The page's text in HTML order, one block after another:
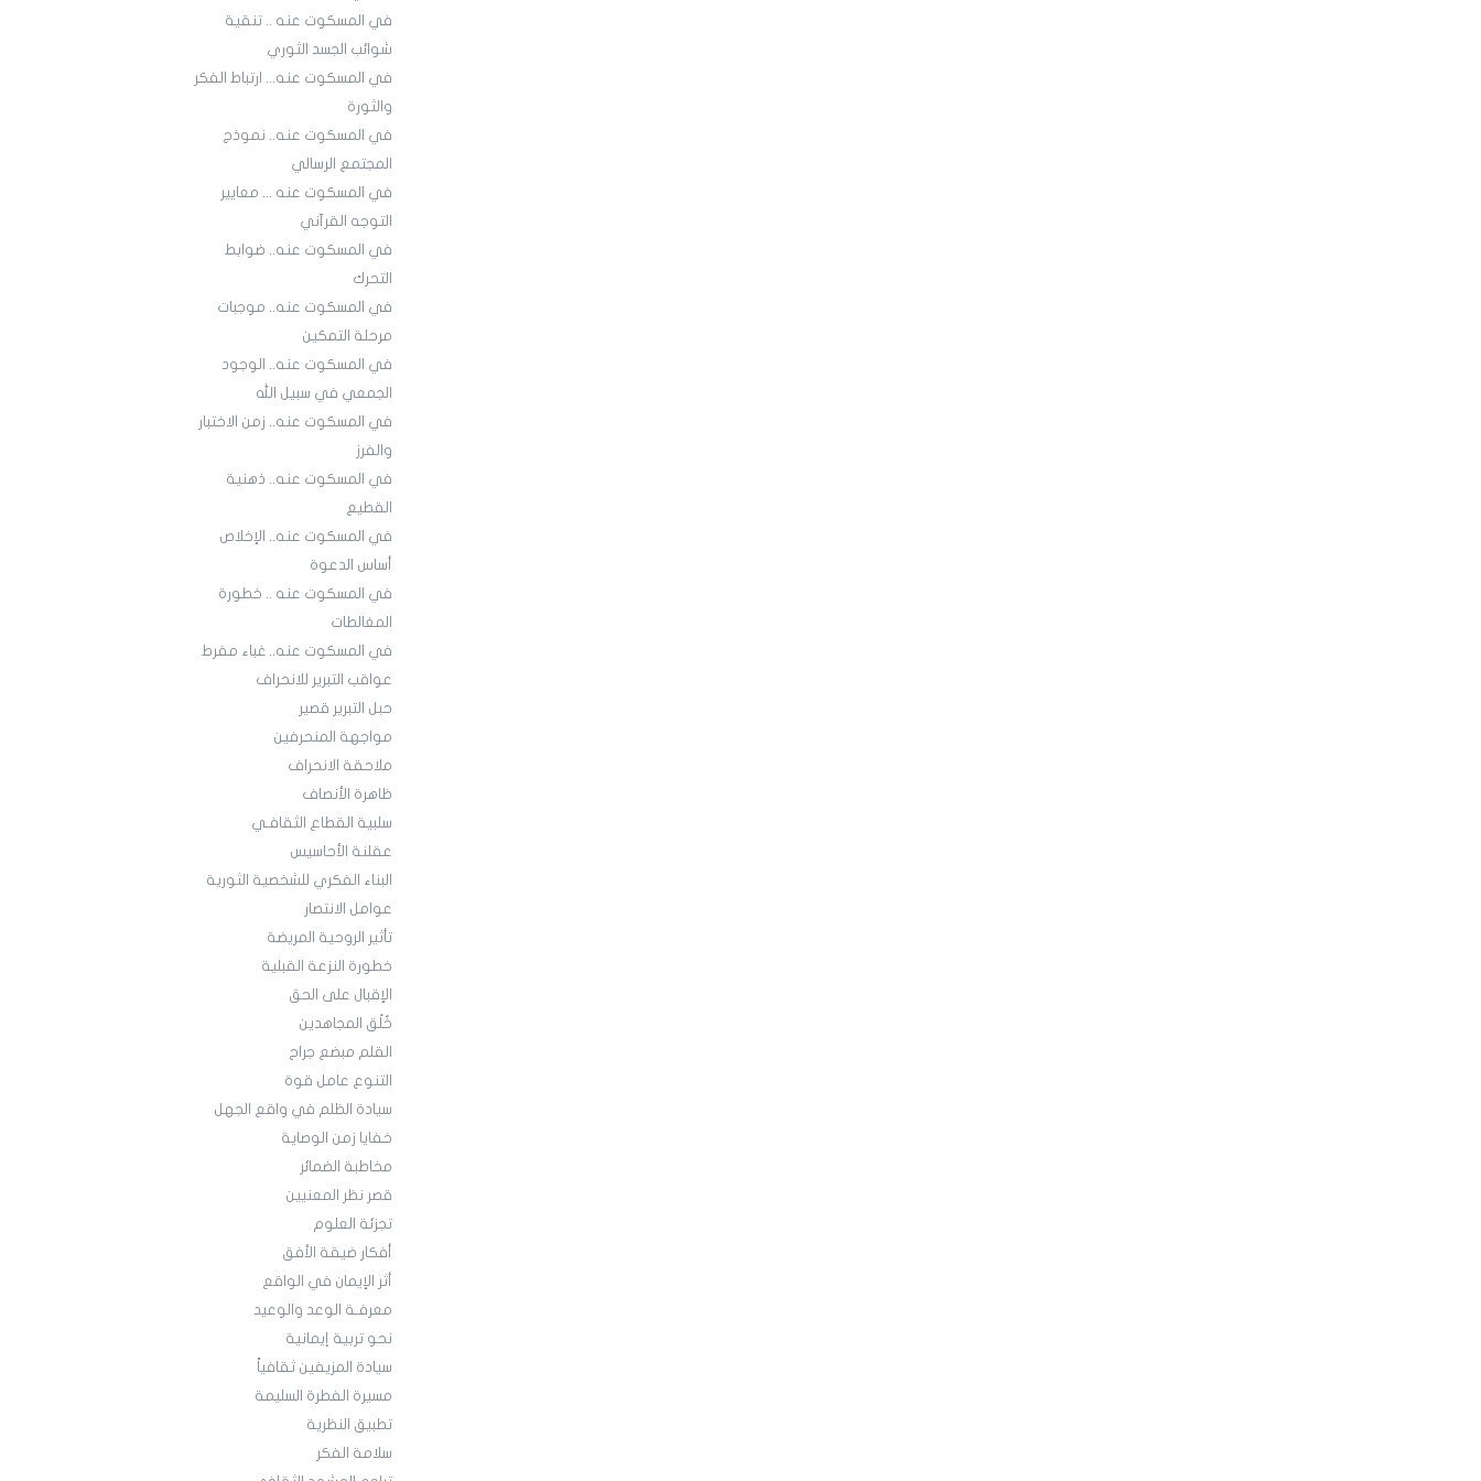
في المسكوت عنه .. تنقية
شوائب الجسد الثوري
في المسكوت عنه... ارتباط الفكر
والثورة
في المسكوت عنه.. نموذج
المجتمع الرسالي
في المسكوت عنه ... معايير
التوجه القرآني
في المسكوت عنه.. ضوابط
التحرك
في المسكوت عنه.. موجبات
مرحلة التمكين
في المسكوت عنه.. الوجود
الجمعي في سبيل الله
في المسكوت عنه.. زمن الاختبار
والفرز
في المسكوت عنه.. ذهنية
القطيع
في المسكوت عنه.. الإخلاص
أساس الدعوة
في المسكوت عنه .. خطورة
المغالطات
في المسكوت عنه.. غباء مفرط
عواقب التبرير للانحراف
حبل التبرير قصير
مواجهة المنحرفين
ملاحقة الانحراف
ظاهرة الأنصاف
سلبية القطاع الثقافـي
عقلنة الأحاسيس
البناء الفكري للشخصية الثورية
عوامل الانتصار
تأثير الروحية المريضة
خطورة النزعة القبلية
الإقبال على الحق
خُلُق المجاهدين
القلم مبضع جراح
التنوع عامل قوة
سيادة الظلم في واقع الجهل
خفايا زمن الوصاية
مخاطبة الضمائر
قصر نظر المعنيين
تجزئة العلوم
أفكار ضيقة الأفق
أثر الإيمان في الواقع
معرفـة الوعد والوعيد
نحو تربية إيمانية
سيادة المزيفين ثقافياً
مسيرة الفطرة السليمة
تطبيق النظرية
سلامة الفكر